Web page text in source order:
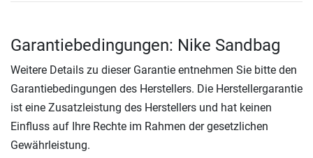
Garantiebedingungen: Nike Sandbag
Weitere Details zu dieser Garantie entnehmen Sie bitte den
Garantiebedingungen des Herstellers. Die Herstellergarantie
ist eine Zusatzleistung des Herstellers und hat keinen
Einfluss auf Ihre Rechte im Rahmen der gesetzlichen
Gewährleistung.